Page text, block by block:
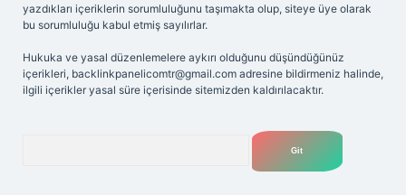
yazdıkları içeriklerin sorumluluğunu taşımakta olup, siteye üye olarak
bu sorumluluğu kabul etmiş sayılırlar.
Hukuka ve yasal düzenlemelere aykırı olduğunu düşündüğünüz
içerikleri, backlinkpanelicomtr@gmail.com adresine bildirmeniz halinde,
ilgili içerikler yasal süre içerisinde sitemizden kaldırılacaktır.